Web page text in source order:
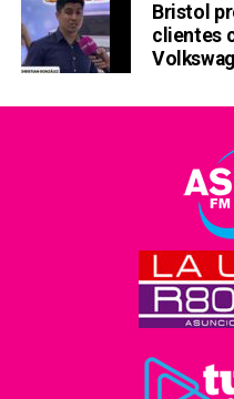
Bristol
clientes